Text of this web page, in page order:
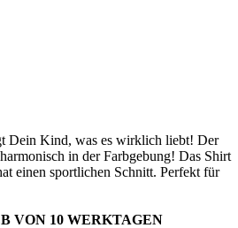
Dein Kind, was es wirklich liebt! Der
in der Farbgebung! Das Shirt
einen sportlichen Schnitt. Perfekt für
VON 10 WERKTAGEN